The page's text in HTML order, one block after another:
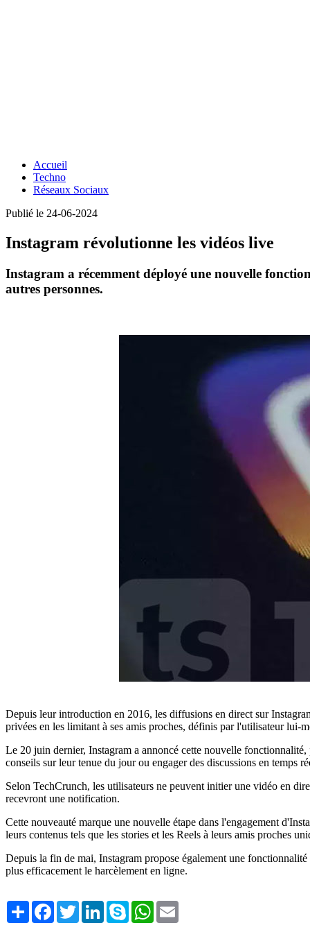
Accueil
Techno
Réseaux Sociaux
Publié le 24-06-2024
Instagram révolutionne les vidéos live
Instagram a récemment déployé une nouvelle
autres personnes.
Depuis leur introduction en 2016, les diffusions en direct sur
privées en les limitant à ses amis proches, définis par l'utilisateur lui-
Le 20 juin dernier, Instagram a annoncé cette nouvelle
conseils sur leur tenue du jour ou engager des discussions en temps
Selon TechCrunch, les utilisateurs ne peuvent initier une vidéo en
recevront une notification.
Cette nouveauté marque une nouvelle étape dans l'engagement
leurs contenus tels que les stories et les Reels à leurs amis proches
Depuis la fin de mai, Instagram propose également une
plus efficacement le harcèlement en ligne.
Share FacebookTwitterLinkedInSkype WhatsApp